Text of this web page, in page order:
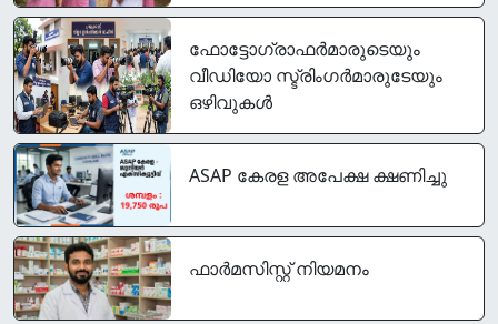
ഫോട്ടോഗ്രാഫര്‍മാരുടെയും
വീഡിയോ സ്ട്രിംഗര്‍മാരുടേയും
ഒഴിവുകൾ
ASAP കേരള അപേക്ഷ ക്ഷണിച്ചു
ഫാർമസിസ്റ്റ് നിയമനം